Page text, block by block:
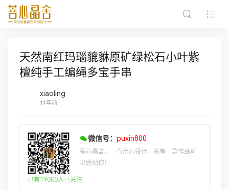
天然南红玛瑙貔貅原矿绿松石小叶紫
檀纯手工编绳多宝手串
xiaoling
11年前
微信号： puxin800
菩心晶舍，一直用心设计，总有一款作品可
以感动你！
已有19000人已关注